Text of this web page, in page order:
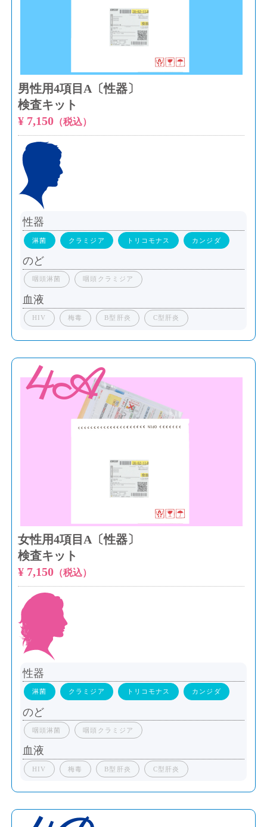
男性用4項目A〔性器〕
検査キット
¥ 7,150（税込）
性器
淋菌 クラミジア トリコモナス カンジダ
のど
咽頭淋菌 咽頭クラミジア
血液
HIV 梅毒 B型肝炎 C型肝炎
4A
女性用4項目A〔性器〕
検査キット
¥ 7,150（税込）
性器
淋菌 クラミジア トリコモナス カンジダ
のど
咽頭淋菌 咽頭クラミジア
血液
HIV 梅毒 B型肝炎 C型肝炎